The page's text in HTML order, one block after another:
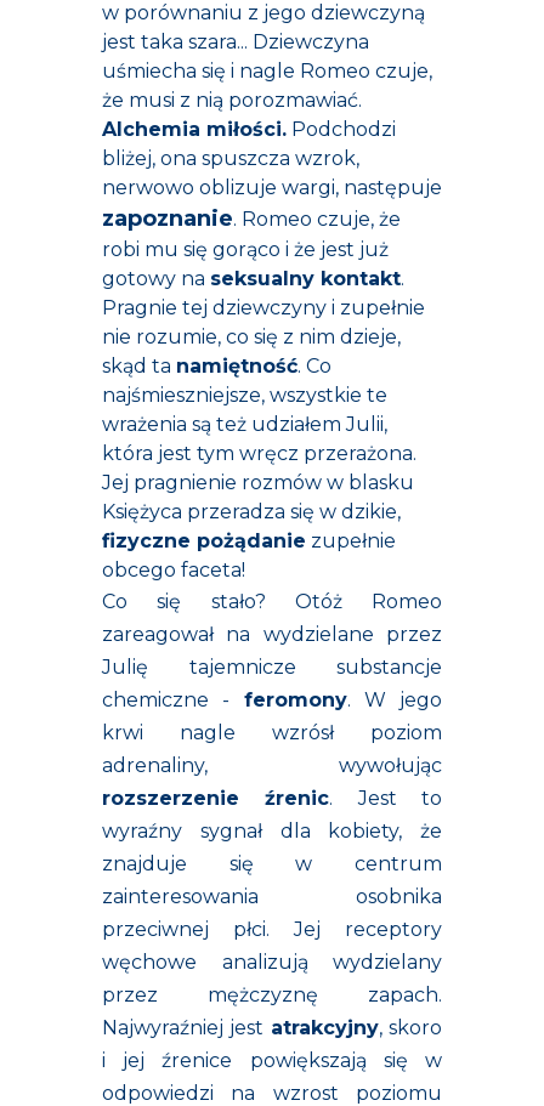
w porównaniu z jego dziewczyną
jest taka szara... Dziewczyna
uśmiecha się i nagle Romeo czuje,
że musi z nią porozmawiać.
Alchemia miłości. Podchodzi
bliżej, ona spuszcza wzrok,
nerwowo oblizuje wargi, następuje
zapoznanie. Romeo czuje, że
robi mu się gorąco i że jest już
gotowy na seksualny kontakt.
Pragnie tej dziewczyny i zupełnie
nie rozumie, co się z nim dzieje,
skąd ta namiętność. Co
najśmieszniejsze, wszystkie te
wrażenia są też udziałem Julii,
która jest tym wręcz przerażona.
Jej pragnienie rozmów w blasku
Księżyca przeradza się w dzikie,
fizyczne pożądanie zupełnie
obcego faceta!
Co się stało? Otóż Romeo
zareagował na wydzielane przez
Julię tajemnicze substancje
chemiczne - feromony. W jego
krwi nagle wzrósł poziom
adrenaliny, wywołując
rozszerzenie źrenic. Jest to
wyraźny sygnał dla kobiety, że
znajduje się w centrum
zainteresowania osobnika
przeciwnej płci. Jej receptory
węchowe analizują wydzielany
przez mężczyznę zapach.
Najwyraźniej jest atrakcyjny, skoro
i jej źrenice powiększają się w
odpowiedzi na wzrost poziomu